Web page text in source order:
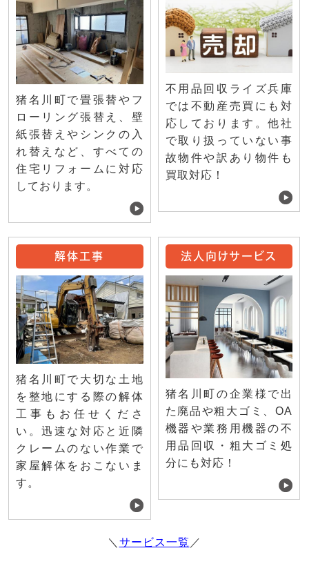
猪名川町で畳張替やフ
ローリング張替え、壁
紙張替えやシンクの入
れ替えなど、すべての
住宅リフォームに対応
しております。
不用品回収ライズ兵庫
では不動産売買にも対
応しております。他社
で取り扱っていない事
故物件や訳あり物件も
買取対応！
解体工事
猪名川町で大切な土地
を整地にする際の解体
工事もお任せくださ
い。迅速な対応と近隣
クレームのない作業で
家屋解体をおこないま
す。
法人向けサービス
猪名川町の企業様で出
た廃品や粗大ゴミ、OA
機器や業務用機器の不
用品回収・粗大ゴミ処
分にも対応！
＼ サービス一覧 ／